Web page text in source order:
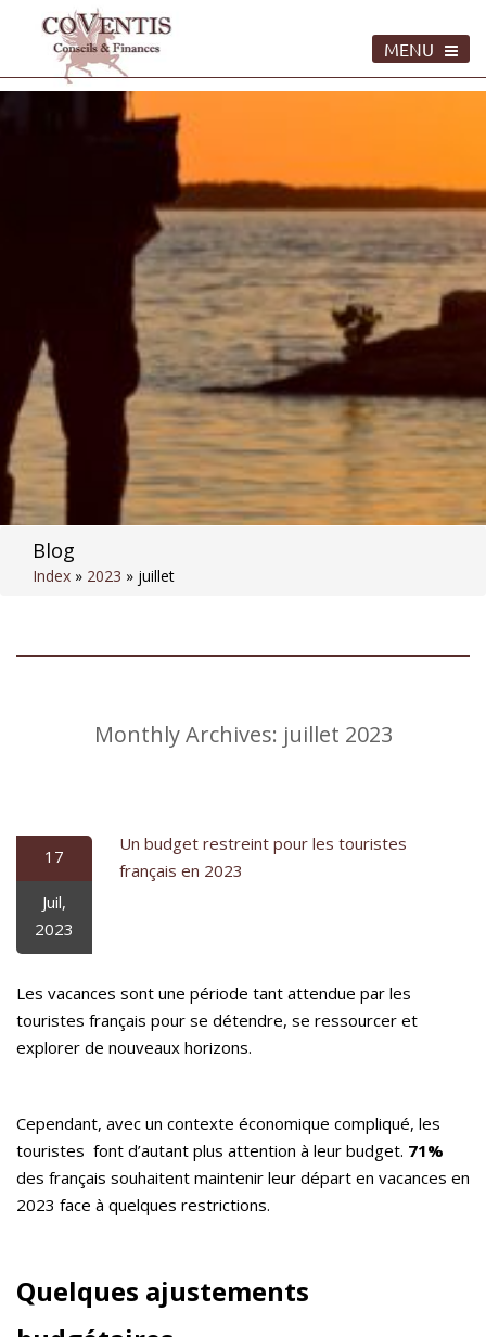
Blog
Index » 2023 » juillet
Monthly Archives: juillet 2023
17
Juil,
2023
Un budget restreint pour les touristes
français en 2023
Les vacances sont une période tant attendue par les
touristes français pour se détendre, se ressourcer et
explorer de nouveaux horizons.
Cependant, avec un contexte économique compliqué, les
touristes font d’autant plus attention à leur budget. 71%
des français souhaitent maintenir leur départ en vacances en
2023 face à quelques restrictions.
Quelques ajustements